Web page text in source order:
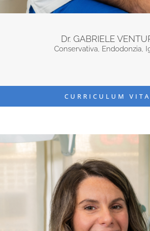
Dr. GABRIELE
Conservativa, Endodonzia,
CURRICULUM